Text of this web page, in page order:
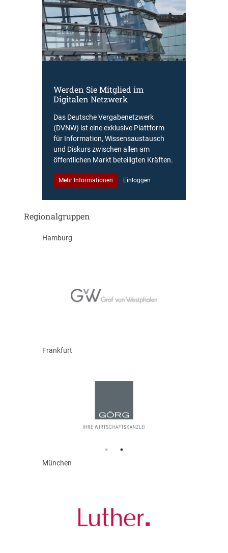
Werden Sie Mitglied im
Digitalen Netzwerk
Das Deutsche Vergabenetzwerk
(DVNW) ist eine exklusive Plattform
für Information, Wissensaustausch
und Diskurs zwischen allen am
öffentlichen Markt beteiligten Kräften.
Mehr Informationen Einloggen
Regionalgruppen
Hamburg
Frankfurt
München